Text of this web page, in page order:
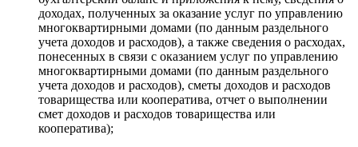
доходах, полученных за оказание услуг по управлению
многоквартирными домами (по данным раздельного
учета доходов и расходов), а также сведения о расходах,
понесенных в связи с оказанием услуг по управлению
многоквартирными домами (по данным раздельного
учета доходов и расходов), сметы доходов и расходов
товарищества или кооператива, отчет о выполнении
смет доходов и расходов товарищества или
кооператива);